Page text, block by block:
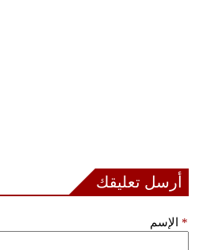
أرسل تعليقك
الإسم *